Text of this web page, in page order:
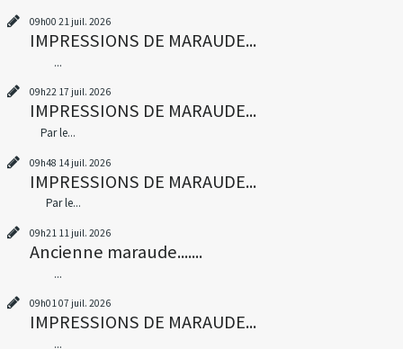
09h00 21 juil. 2026
IMPRESSIONS DE MARAUDE...
...
09h22 17 juil. 2026
IMPRESSIONS DE MARAUDE...
Par le...
09h48 14 juil. 2026
IMPRESSIONS DE MARAUDE...
Par le...
09h21 11 juil. 2026
Ancienne maraude.......
...
09h01 07 juil. 2026
IMPRESSIONS DE MARAUDE...
...